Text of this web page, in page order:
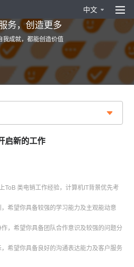
中文
务，创造更多
我成就，都能创造价值
启新的工作
ToB 类电销工作经验，计算机IT背景优先考
希望你具备较强的学习能力及主观能动意
，希望你具备团队合作意识及较强的问题分
希望你具备良好的沟通表达能力及客户服务